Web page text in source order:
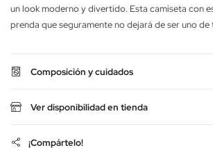
un look moderno y divertido. Esta camiseta con
prenda que seguramente no dejará de ser uno
Composición y cuidados
Ver disponibilidad en tienda
¡Compártelo!